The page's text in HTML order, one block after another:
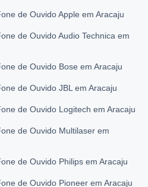
de Ouvido Apple em Aracaju
de Ouvido Audio Technica em
de Ouvido Bose em Aracaju
de Ouvido JBL em Aracaju
de Ouvido Logitech em Aracaju
de Ouvido Multilaser em
de Ouvido Philips em Aracaju
de Ouvido Pioneer em Aracaju